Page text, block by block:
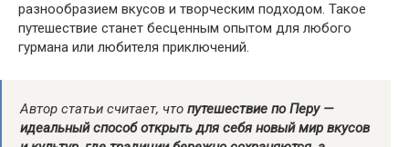
разнообразием вкусов и творческим подходом. Такое
путешествие станет бесценным опытом для любого
гурмана или любителя приключений.
Автор статьи считает, что путешествие по Перу —
идеальный способ открыть для себя новый мир вкусов